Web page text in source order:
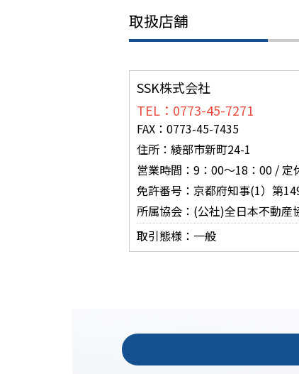
取扱店舗
SSK株式会社
TEL：0773-45-7271
FAX：0773-45-7435
住所：綾部市新町24-1
営業時間：9：00～18：00 / 定
免許番号：京都府知事(1）第
所属協会：(公社)全日本不動産
取引態様：一般